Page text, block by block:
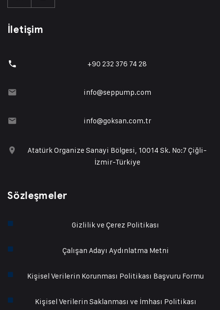
İletişim
+90 232 376 74 28
info@seppump.com
info@goksan.com.tr
Atatürk Organize Sanayi Bölgesi, 10014 Sk. No:7 Çiğli-
İzmir-Türkiye
Sözleşmeler
Gizlilik ve Çerez Politikası
Çalışan Adayı Aydınlatma Metni
Kişisel Verilerin Korunması Politikası Başvuru Formu
Kişisel Verilerin Saklanması ve İmhası Politikası